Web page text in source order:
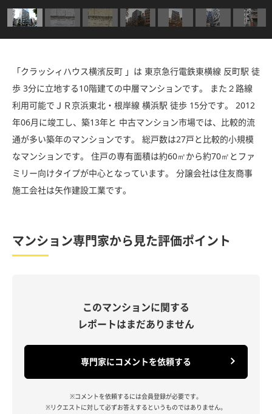
「クラッシィハウス横濱反町 」は 東京急行電鉄東横線 反町駅 徒
歩 3分に立地する10階建ての中層マンションです。 また２路線
利用可能でＪＲ京浜東北・根岸線 横浜駅 徒歩 15分です。 2012
年06月に竣工し、築13年と 中古マンション市場では、比較的流
通が多い築年のマンションです。 総戸数は27戸と比較的小規模
なマンションです。 住戸の専有面積は約60㎡から約70㎡とファ
ミリー向けタイプが中心となっています。 分譲会社は住友商事
施工会社は矢作建設工業です。
マンション専門家から見た評価ポイント
このマンションに関する
レポートはまだありません
専門家にコメントを依頼する
※コメントを依頼するには会員登録が必要です。
※リクエストに対して必ずお答えするというものではありません。